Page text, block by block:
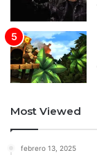
Most Viewed
febrero 13, 2025